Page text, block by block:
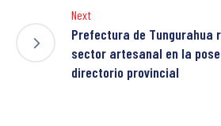
Next
Prefectura de Tungurahua
sector artesanal en la
directorio provincial